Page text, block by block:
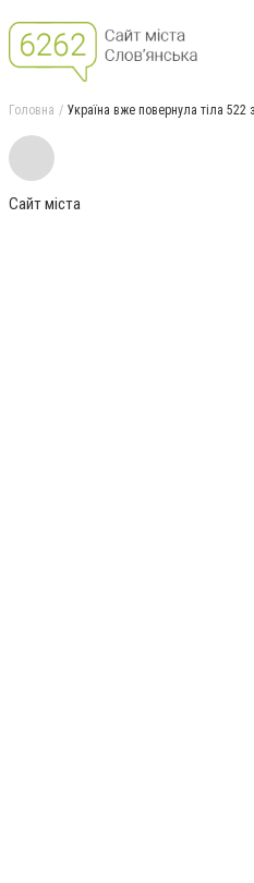
Головна Україна вже повернула тіла 522
Сайт міста